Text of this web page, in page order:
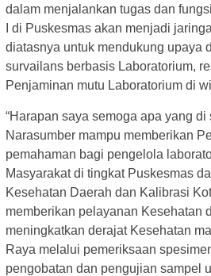
dalam menjalankan tugas dan
I di Puskesmas akan menjadi
diatasnya untuk mendukung upaya
survailans berbasis Laboratorium,
Penjaminan mutu Laboratorium di
“Harapan saya semoga apa yang
Narasumber mampu memberikan
pemahaman bagi pengelola
Masyarakat di tingkat Puskesmas
Kesehatan Daerah dan Kalibrasi
memberikan pelayanan Kesehatan
meningkatkan derajat Kesehatan
Raya melalui pemeriksaan
pengobatan dan pengujian sampel